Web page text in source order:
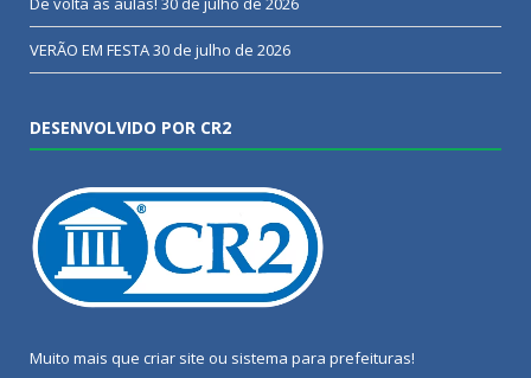
VERÃO EM FESTA30 de julho de 2026
DESENVOLVIDO POR CR2
Muito mais que criar site ou sistema para prefeituras!